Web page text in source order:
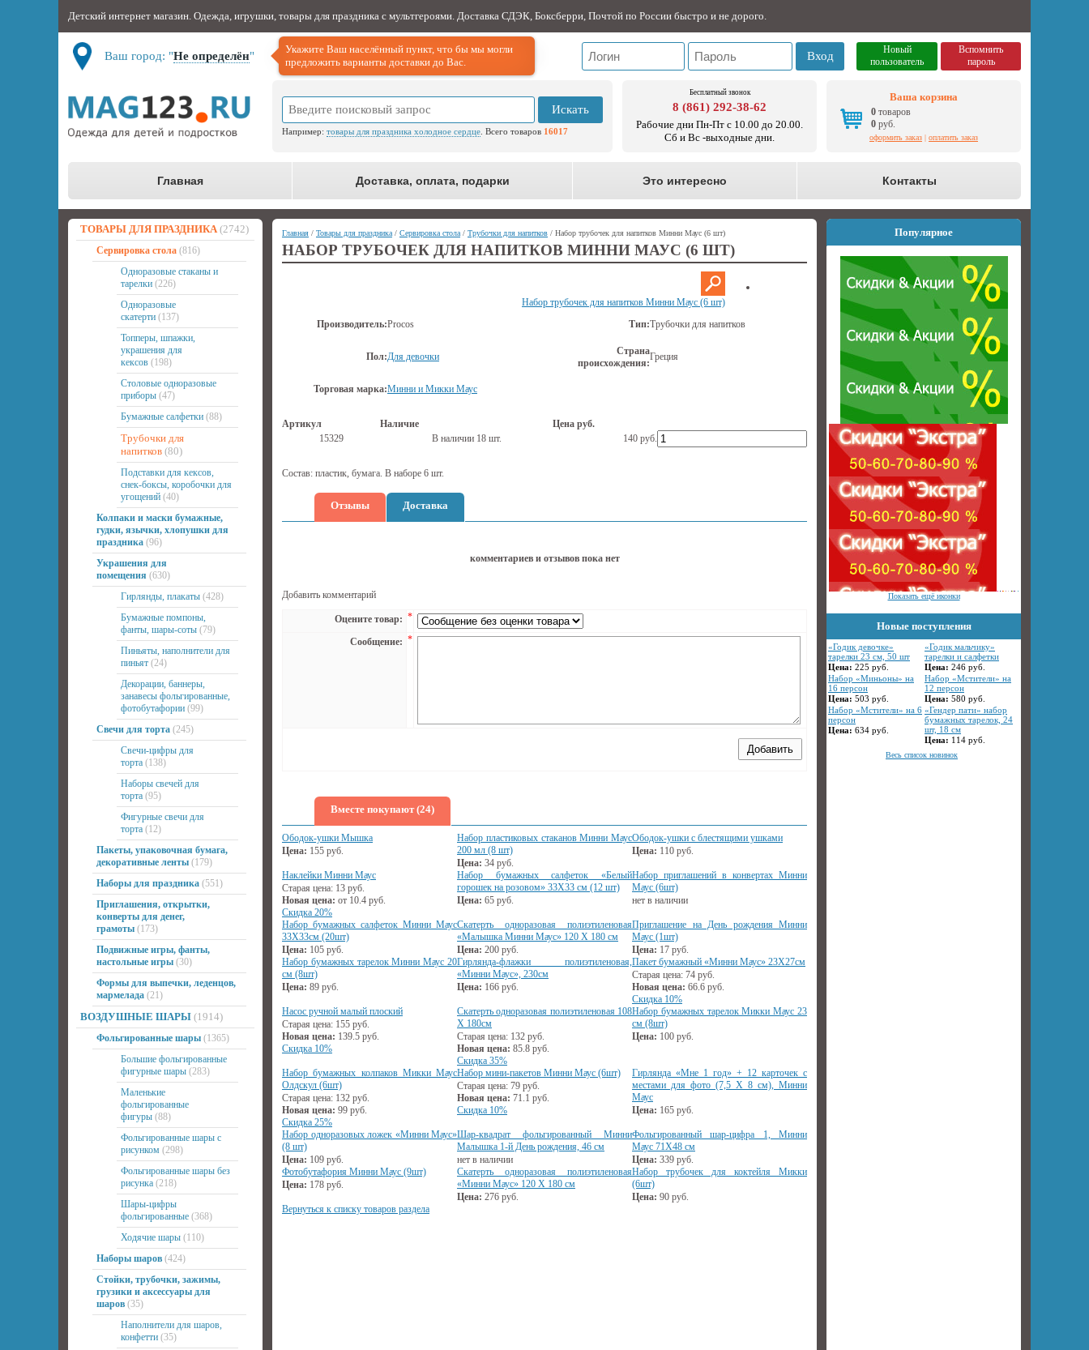
Детский интернет магазин. Одежда, игрушки, товары для праздника с мультгероями. Доставка СДЭК, Боксберри, Почтой по России быстро и не дорого.
Ваш город: "Не определён"
Укажите Ваш населённый пункт, что бы мы могли
предложить варианты доставки до Вас.
Вход
Новый
пользователь
Вспомнить
пароль
Искать
Например: товары для праздника холодное сердце . Всего товаров 16017
Бесплатный звонок
8 (861) 292-38-62
Рабочие дни Пн-Пт с 10.00 до 20.00.
Сб и Вс -выходные дни.
Ваша корзина
0 товаров
0 руб.
оформить заказ | оплатить заказ
Главная Доставка, оплата, подарки Это интересно Контакты
ТОВАРЫ ДЛЯ ПРАЗДНИКА (2742)
Сервировка стола (816)
Одноразовые стаканы и
тарелки (226)
Одноразовые
скатерти (137)
Топперы, шпажки,
украшения для
кексов (198)
Столовые одноразовые
приборы (47)
Бумажные салфетки (88)
Трубочки для
напитков (80)
Подставки для кексов,
снек-боксы, коробочки для
угощений (40)
Колпаки и маски бумажные,
гудки, язычки, хлопушки для
праздника (96)
Украшения для
помещения (630)
Гирлянды, плакаты (428)
Бумажные помпоны,
фанты, шары-соты (79)
Пиньяты, наполнители для
пиньят (24)
Декорации, баннеры,
занавесы фольгированные,
фотобутафории (99)
Свечи для торта (245)
Свечи-цифры для
торта (138)
Наборы свечей для
торта (95)
Фигурные свечи для
торта (12)
Пакеты, упаковочная бумага,
декоративные ленты (179)
Наборы для праздника (551)
Приглашения, открытки,
конверты для денег,
грамоты (173)
Подвижные игры, фанты,
настольные игры (30)
Формы для выпечки, леденцов,
мармелада (21)
ВОЗДУШНЫЕ ШАРЫ (1914)
Фольгированные шары (1365)
Большие фольгированные
фигурные шары (283)
Маленькие
фольгированные
фигуры (88)
Фольгированные шары с
рисунком (298)
Фольгированные шары без
рисунка (218)
Шары-цифры
фольгированные (368)
Ходячие шары (110)
Наборы шаров (424)
Стойки, трубочки, зажимы,
грузики и аксессуары для
шаров (35)
Наполнители для шаров,
конфетти (35)
Главная / Товары для праздника / Сервировка стола / Трубочки для напитков / Набор трубочек для напитков Минни Маус (6 шт)
НАБОР ТРУБОЧЕК ДЛЯ НАПИТКОВ МИННИ МАУС (6 ШТ)
Набор трубочек для напитков Минни Маус (6 шт)
Производитель:Procos Тип:Трубочки для напитков
Пол:Для девочки
Страна
происхождения:
Греция
Торговая марка:Минни и Микки Маус
Артикул Наличие
Цена руб.
15329
В наличии 18 шт. 140 руб.
Состав: пластик, бумага. В наборе 6 шт.
Отзывы Доставка
комментариев и отзывов пока нет
Добавить комментарий
Оцените товар: *
Сообщение: *
Вместе покупают (24)
Ободок-ушки Мышка
Цена: 155 руб.
Набор пластиковых стаканов Минни Маус
200 мл (8 шт)
Цена: 34 руб.
Ободок-ушки с блестящими ушками
Цена: 110 руб.
Наклейки Минни Маус
Старая цена: 13 руб.
Новая цена: от 10.4 руб.
Скидка 20%
Набор бумажных салфеток «Белый
горошек на розовом» 33Х33 см (12 шт)
Цена: 65 руб.
Набор приглашений в конвертах Минни
Маус (6шт)
нет в наличии
Набор бумажных салфеток Минни Маус
33Х33см (20шт)
Цена: 105 руб.
Скатерть одноразовая полиэтиленовая
«Малышка Минни Маус» 120 Х 180 см
Цена: 200 руб.
Приглашение на День рождения Минни
Маус (1шт)
Цена: 17 руб.
Набор бумажных тарелок Минни Маус 20
см (8шт)
Цена: 89 руб.
Гирлянда-флажки полиэтиленовая,
«Минни Маус», 230см
Цена: 166 руб.
Пакет бумажный «Минни Маус» 23Х27см
Старая цена: 74 руб.
Новая цена: 66.6 руб.
Скидка 10%
Насос ручной малый плоский
Старая цена: 155 руб.
Новая цена: 139.5 руб.
Скидка 10%
Скатерть одноразовая полиэтиленовая 108
Х 180см
Старая цена: 132 руб.
Новая цена: 85.8 руб.
Скидка 35%
Набор бумажных тарелок Микки Маус 23
см (8шт)
Цена: 100 руб.
Набор бумажных колпаков Микки Маус
Олдскул (6шт)
Старая цена: 132 руб.
Новая цена: 99 руб.
Скидка 25%
Набор мини-пакетов Минни Маус (6шт)
Старая цена: 79 руб.
Новая цена: 71.1 руб.
Скидка 10%
Гирлянда «Мне 1 год» + 12 карточек с
местами для фото (7,5 Х 8 см), Минни
Маус
Цена: 165 руб.
Набор одноразовых ложек «Минни Маус»
(8 шт)
Цена: 109 руб.
Шар-квадрат фольгированный Минни
Малышка 1-й День рождения, 46 см
нет в наличии
Фольгированный шар-цифра 1, Минни
Маус 71Х48 см
Цена: 339 руб.
Фотобутафория Минни Маус (9шт)
Цена: 178 руб.
Скатерть одноразовая полиэтиленовая
«Минни Маус» 120 Х 180 см
Цена: 276 руб.
Набор трубочек для коктейля Микки
(6шт)
Цена: 90 руб.
Вернуться к списку товаров раздела
Популярное
Показать ещё иконки
Новые поступления
«Годик девочке»
тарелки 23 см, 50 шт
Цена: 225 руб.
«Годик мальчику»
тарелки и салфетки
Цена: 246 руб.
Набор «Миньоны» на
16 персон
Цена: 503 руб.
Набор «Мстители» на
12 персон
Цена: 580 руб.
Набор «Мстители» на 6
персон
Цена: 634 руб.
«Гендер пати» набор
бумажных тарелок, 24
шт, 18 см
Цена: 114 руб.
Весь список новинок